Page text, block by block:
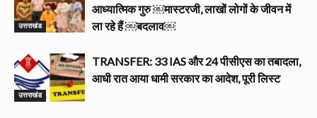
उत्तराखंड
आध्यात्मिक गुरु ￼मास्टरजी, लाखों लोगों के जीवन में
ला रहे हैं ￼बदलाव￼
उत्तराखंड
TRANSFER: 33 IAS और 24 पीसीएस का तबादला,
आधी रात आया धामी सरकार का आदेश, पूरी लिस्ट